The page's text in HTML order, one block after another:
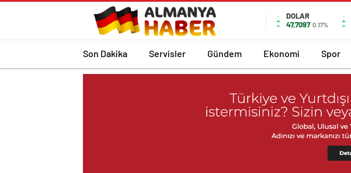
DOLAR
47,7097 0.17%
Son Dakika Servisler Gündem Ekonomi Spor